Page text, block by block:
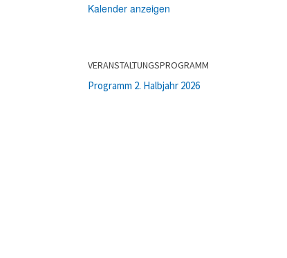
Kalender anzeigen
VERANSTALTUNGSPROGRAMM
Programm 2. Halbjahr 2026